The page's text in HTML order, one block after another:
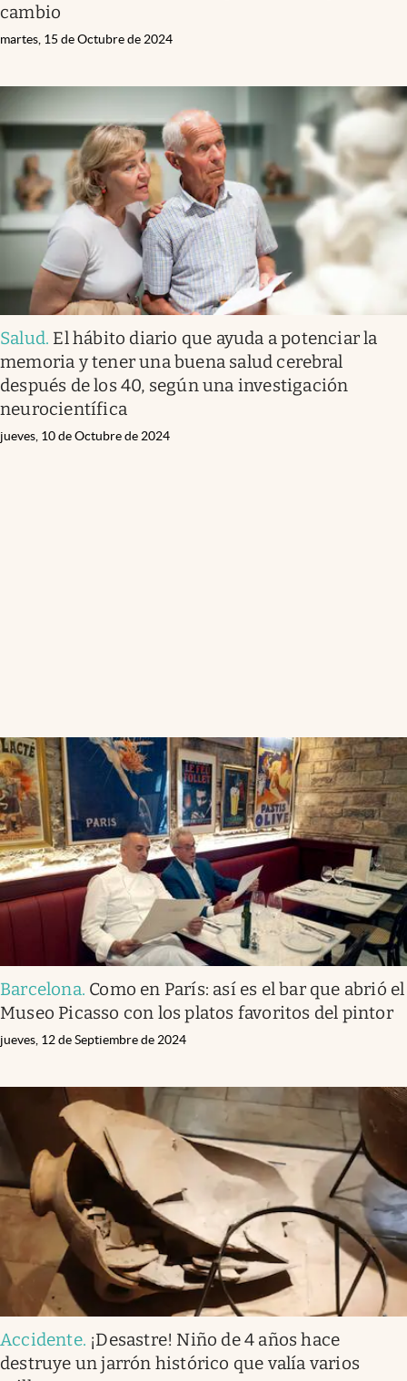
cambio
martes, 15 de Octubre de 2024
Salud. El hábito diario que ayuda a potenciar la
memoria y tener una buena salud cerebral
después de los 40, según una investigación
neurocientífica
jueves, 10 de Octubre de 2024
Barcelona. Como en París: así es el bar que abrió el
Museo Picasso con los platos favoritos del pintor
jueves, 12 de Septiembre de 2024
Accidente. ¡Desastre! Niño de 4 años hace
destruye un jarrón histórico que valía varios